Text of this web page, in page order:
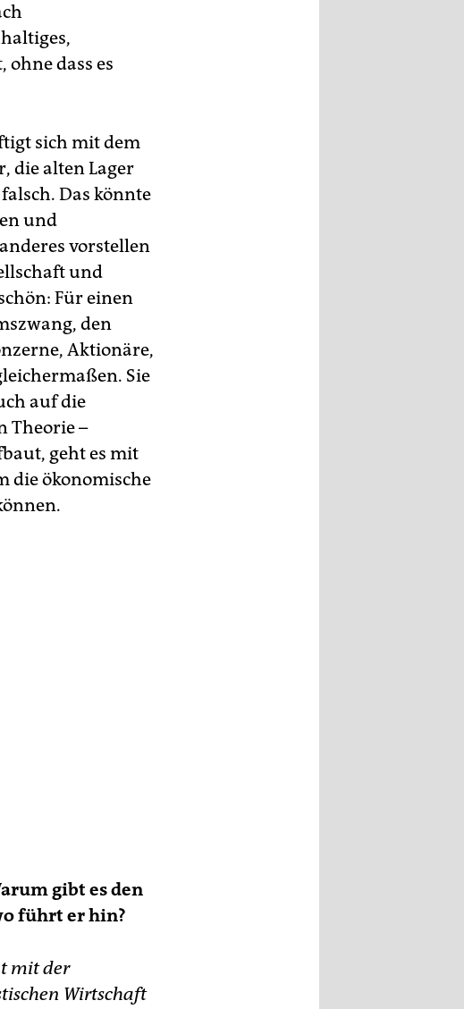
dass es
sich mit dem
die alten Lager
Das könnte
und
vorstellen
und
Für einen
den
Aktionäre,
Sie
auf die
Theorie –
geht es mit
die ökonomische
gibt es den
führt er hin?
mit der
Wirtschaft